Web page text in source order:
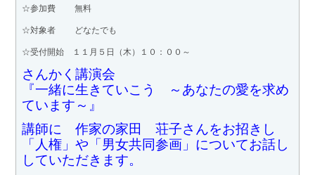
☆参加費 無料
☆対象者 どなたでも
☆受付開始 １１月５日（木）１０：００～
さんかく講演会
『一緒に生きていこう ～あなたの愛を求め
ています～』
講師に 作家の家田 荘子さんをお招きし
「人権」や「男女共同参画」についてお話し
していただきます。